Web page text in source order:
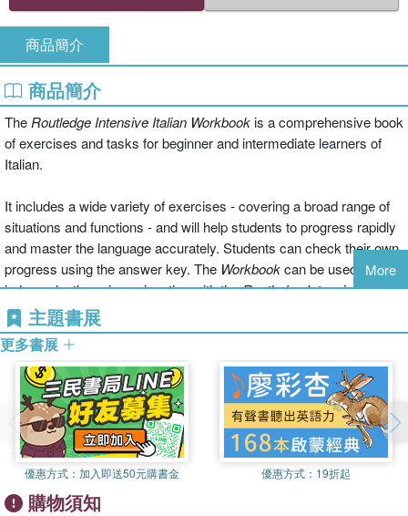
商品簡介
商品簡介
The Routledge Intensive Italian Workbookis a comprehensive book
of exercises and tasks for beginner and intermediate learners of
Italian.
It includes a wide variety of exercises - covering a broad range of
situations and functions - and will help students to progress rapidly
and master the language accurately. Students can check their own
progress using the answer key. The Workbookcan be used
independently, or in conjunction with theRoutledge Intensive Italian
Course, an accelerated course in Italian for adult beginners, which
is accompanied by audio material.
More
主題書展
更多書展
優惠方式： 加入即送50元購書金 優惠方式： 19折起
購物須知